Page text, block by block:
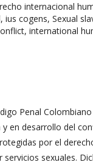
internacional
ius cogens, Sexual
international
Penal
en desarrollo del
por el
sexuales.